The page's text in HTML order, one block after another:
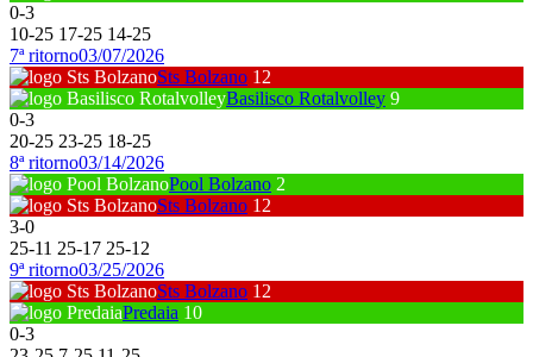
0-3
10-25 17-25 14-25
7ª ritorno03/07/2026
Sts Bolzano 12
Basilisco Rotalvolley 9
0-3
20-25 23-25 18-25
8ª ritorno03/14/2026
Pool Bolzano 2
Sts Bolzano 12
3-0
25-11 25-17 25-12
9ª ritorno03/25/2026
Sts Bolzano 12
Predaia 10
0-3